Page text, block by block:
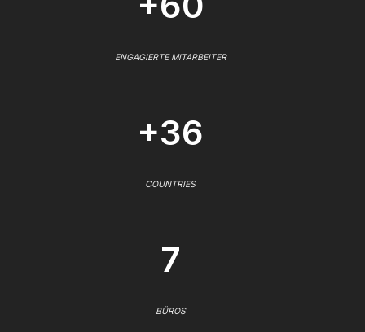
ENGAGIERTE MITARBEITER
+36
COUNTRIES
7
BÜROS